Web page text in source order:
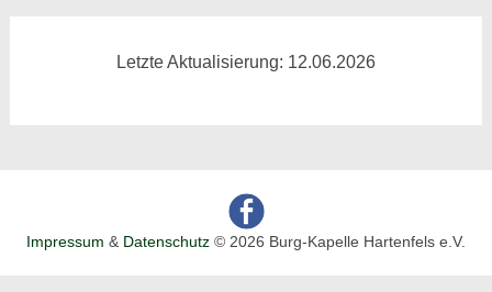
Letzte Aktualisierung: 12.06.2026
Impressum & Datenschutz © 2026 Burg-Kapelle Hartenfels e.V.